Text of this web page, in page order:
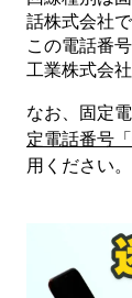
話株式会社
この電話番
工業株式会
なお、固定
定電話番号「
用ください。